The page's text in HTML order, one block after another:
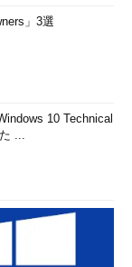
」3選
10 Technical
...